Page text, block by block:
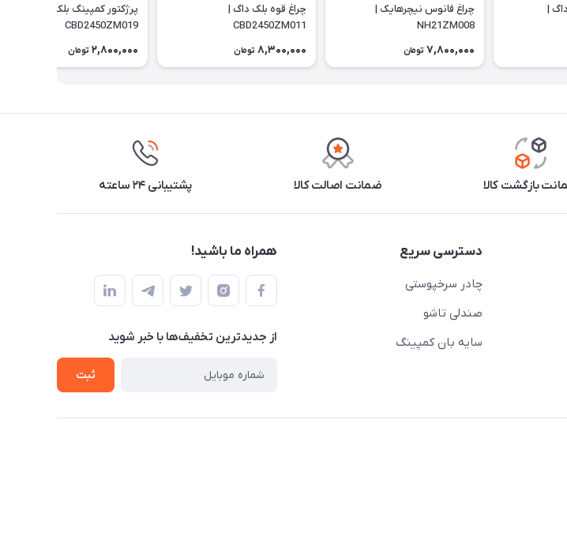
|
چراغ فانوس نیچرهایک |
NH21ZM008
7,800,000 تومان
چراغ قوه بلک داگ |
CBD2450ZM011
8,300,000 تومان
پرژکتور کمپینگ بلک داگ |
CBD2450ZM019
2,800,000 تومان
بازگشت کالا ضمانت اصالت کالا پشتیبانی ۲۴ ساعته
دسترسی سریع
چادر سرخپوستی
صندلی تاشو
سایه بان کمپینگ
همراه ما باشید!
از جدید‌ترین تخفیف‌ها با‌ خبر شوید
ثبت